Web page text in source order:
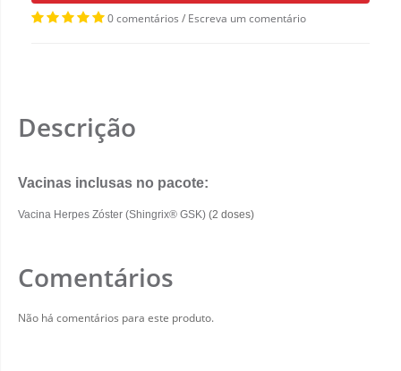
0 comentários / Escreva um comentário
Descrição
Vacinas inclusas no pacote:
Vacina Herpes Zóster (Shingrix® GSK) (2 doses)
Comentários
Não há comentários para este produto.